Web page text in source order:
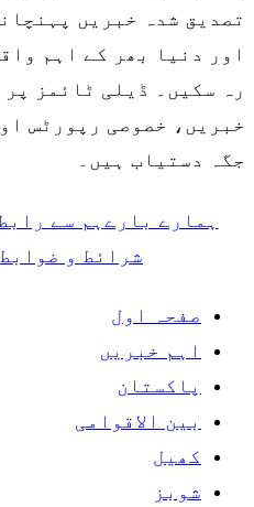
تصدیق شدہ خبریں
اور دنیا بھر کے اہم
رہ سکیں۔ ڈیلی ٹائمز
خبریں، خصوصی رپورٹس
جگہ دستیاب ہیں۔
ہمارے بارے ہم سے
شرائط و ضوابط
صفحہ اول
اہم خبریں
پاکستان
بین الاقوامی
کھیل
شوبز